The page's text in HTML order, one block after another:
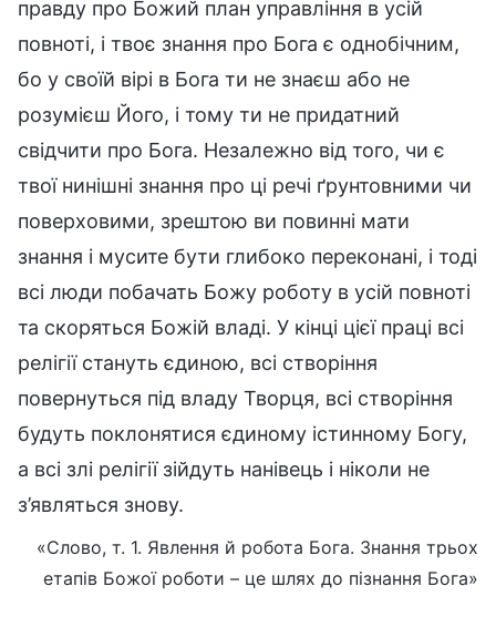
правду про Божий план управління в усій
повноті, і твоє знання про Бога є однобічним,
бо у своїй вірі в Бога ти не знаєш або не
розумієш Його, і тому ти не придатний
свідчити про Бога. Незалежно від того, чи є
твої нинішні знання про ці речі ґрунтовними чи
поверховими, зрештою ви повинні мати
знання і мусите бути глибоко переконані, і тоді
всі люди побачать Божу роботу в усій повноті
та скоряться Божій владі. У кінці цієї праці всі
релігії стануть єдиною, всі створіння
повернуться під владу Творця, всі створіння
будуть поклонятися єдиному істинному Богу,
а всі злі релігії зійдуть нанівець і ніколи не
з’являться знову.
«Слово, т. 1. Явлення й робота Бога. Знання трьох
етапів Божої роботи – це шлях до пізнання Бога»